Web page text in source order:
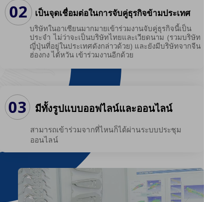
สามารถเข้าร่วมจากที่ไหนก็ได้ผ่านระบบประชุม
ออนไลน์
03
บริษัทในอาเซียนมากมายเข้าร่วมงานจับคู่ธุรกิจนี้เป็น
ประจำ ไม่ว่าจะเป็นบริษัทไทยและเวียดนาม (รวมบริษัท
ญี่ปุ่นที่อยู่ในประเทศดังกล่าวด้วย) และยังมีบริษัทจากจีน
ฮ่องกง ไต้หวัน เข้าร่วมงานอีกด้วย
02 เป็นจุดเชื่อมต่อในการจับคู่ธุรกิจข้ามประเทศ
มีทั้งรูปแบบออฟไลน์และออนไลน์